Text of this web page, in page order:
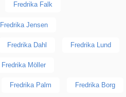
Fredrika Falk
Fredrika Jensen
Fredrika Dahl Fredrika Lund
Fredrika Möller
Fredrika Palm Fredrika Borg